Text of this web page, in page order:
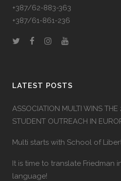
+387/62-883-363
+387/61-861-236
LATEST POSTS
ASSOCIATION MULTI WINS
STUDENT OUTREACH IN
Multi starts with School of
It is time to translate Friedman
language!